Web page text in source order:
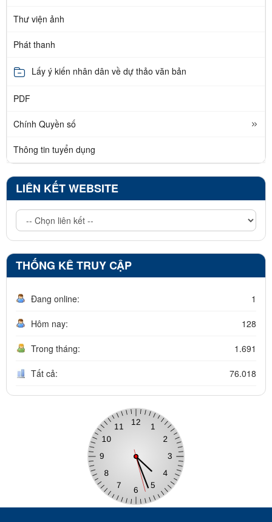
Thư viện ảnh
Phát thanh
Lấy ý kiến nhân dân về dự thảo văn bản
PDF
Chính Quyền số
Thông tin tuyển dụng
LIÊN KẾT WEBSITE
THỐNG KÊ TRUY CẬP
Đang online: 1
Hôm nay: 128
Trong tháng: 1.691
Tất cả: 76.018